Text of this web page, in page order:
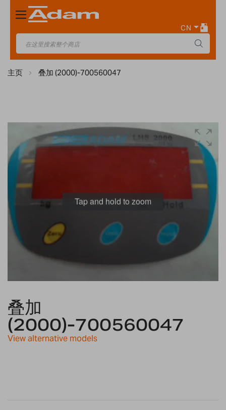
Toggle
Nav
CN
主页 叠加 (2000)-700560047
the
end
of
the
images
gallery
Tap and hold to zoom
the
beginning
of
the
叠加
(2000)-700560047
View alternative models